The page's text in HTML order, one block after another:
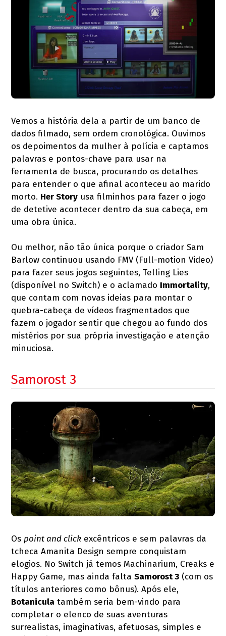
Vemos a história dela a partir de um banco de
dados filmado, sem ordem cronológica. Ouvimos
os depoimentos da mulher à polícia e captamos
palavras e pontos-chave para usar na
ferramenta de busca, procurando os detalhes
para entender o que afinal aconteceu ao marido
morto. Her Story usa filminhos para fazer o jogo
de detetive acontecer dentro da sua cabeça, em
uma obra única.
Ou melhor, não tão única porque o criador Sam
Barlow continuou usando FMV (Full-motion Video)
para fazer seus jogos seguintes, Telling Lies
(disponível no Switch) e o aclamado Immortality,
que contam com novas ideias para montar o
quebra-cabeça de vídeos fragmentados que
fazem o jogador sentir que chegou ao fundo dos
mistérios por sua própria investigação e atenção
minuciosa.
Samorost 3
Os point and click excêntricos e sem palavras da
tcheca Amanita Design sempre conquistam
elogios. No Switch já temos Machinarium, Creaks e
Happy Game, mas ainda faltaSamorost 3 (com os
títulos anteriores como bônus). Após ele,
Botanicula também seria bem-vindo para
completar o elenco de suas aventuras
surrealistas, imaginativas, afetuosas, simples e